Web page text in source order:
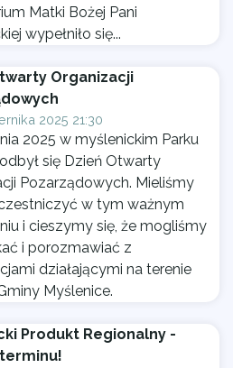
Matki Bożej Pani
wypełniło się...
Organizacji
2025 21:30
2025 w myślenickim Parku
się Dzień Otwarty
Pozarządowych. Mieliśmy
w tym ważnym
i cieszymy się, że mogliśmy
i porozmawiać z
działającymi na terenie
Myślenice.
Produkt Regionalny -